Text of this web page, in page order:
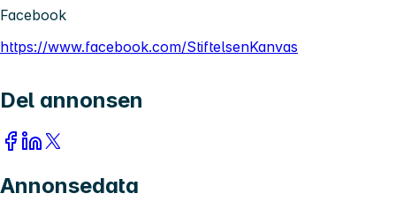
Facebook
https://www.facebook.com/StiftelsenKanvas
Del annonsen
Annonsedata